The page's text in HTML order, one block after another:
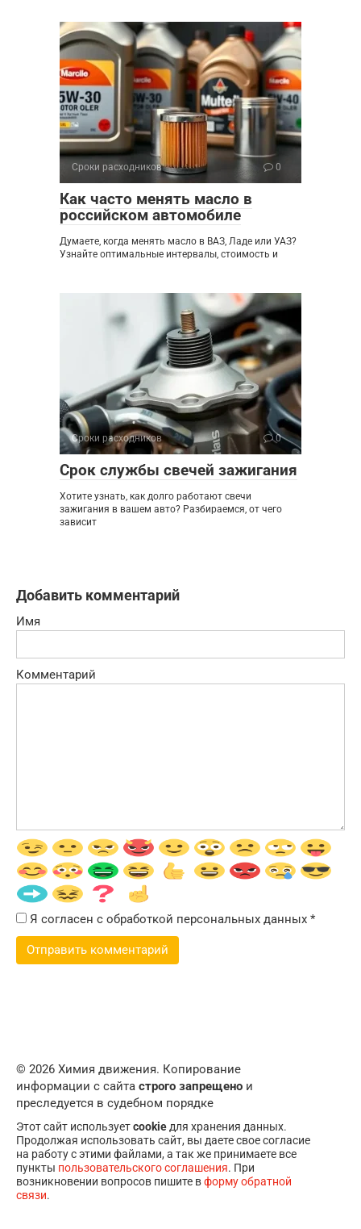
Сроки расходников 0
Как часто менять масло в
российском автомобиле
Думаете, когда менять масло в ВАЗ, Ладе или УАЗ?
Узнайте оптимальные интервалы, стоимость и
Сроки расходников 0
Срок службы свечей зажигания
Хотите узнать, как долго работают свечи
зажигания в вашем авто? Разбираемся, от чего
зависит
Добавить комментарий
Имя
Комментарий
Я согласен с обработкой персональных данных *
© 2026 Химия движения. Копирование
информации с сайта строго запрещено и
преследуется в судебном порядке
Этот сайт используетcookie для хранения данных.
Продолжая использовать сайт, вы даете свое согласие
на работу с этими файлами, а так же принимаете все
пункты пользовательского соглашения. При
возникновении вопросов пишите вформу обратной
связи.